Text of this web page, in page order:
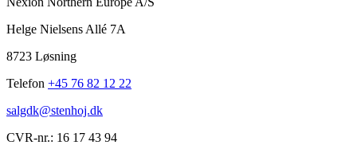
Helge Nielsens Allé 7A
8723 Løsning
Telefon +45 76 82 12 22
salgdk@stenhoj.dk
CVR-nr.: 16 17 43 94